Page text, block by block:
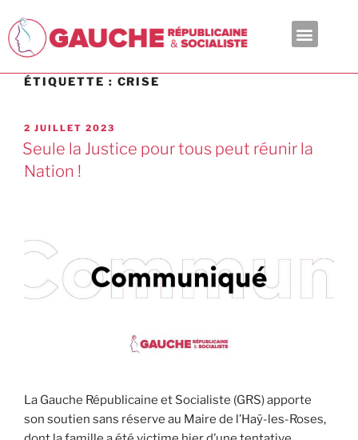
ÉTIQUETTE : CRISE
2 JUILLET 2023
Seule la Justice pour tous peut réunir la
Nation !
La Gauche Républicaine et Socialiste (GRS) apporte
son soutien sans réserve au Maire de l’Haÿ-les-Roses,